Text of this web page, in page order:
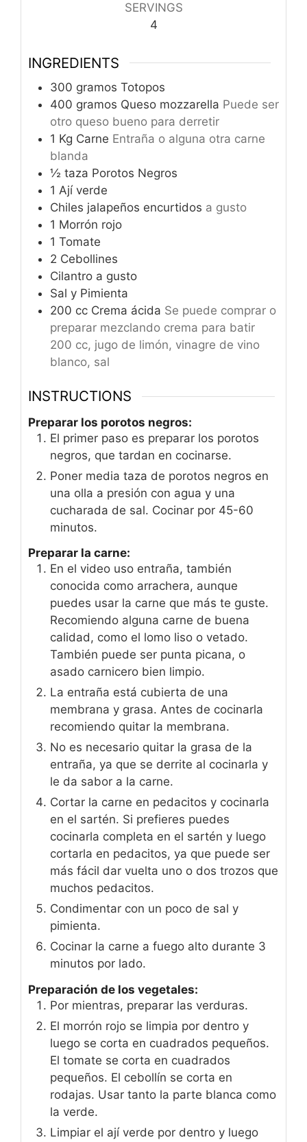
SERVINGS
4
INGREDIENTS
300 gramos Totopos
400 gramos Queso mozzarella Puede ser
otro queso bueno para derretir
1 Kg Carne Entraña o alguna otra carne
blanda
½ taza Porotos Negros
1 Ají verde
Chiles jalapeños encurtidos a gusto
1 Morrón rojo
1 Tomate
2 Cebollines
Cilantro a gusto
Sal y Pimienta
200 cc Crema ácida Se puede comprar o
preparar mezclando crema para batir
200 cc, jugo de limón, vinagre de vino
blanco, sal
INSTRUCTIONS
Preparar los porotos negros:
El primer paso es preparar los porotos
negros, que tardan en cocinarse.
Poner media taza de porotos negros en
una olla a presión con agua y una
cucharada de sal. Cocinar por 45-60
minutos.
Preparar la carne:
En el video uso entraña, también
conocida como arrachera, aunque
puedes usar la carne que más te guste.
Recomiendo alguna carne de buena
calidad, como el lomo liso o vetado.
También puede ser punta picana, o
asado carnicero bien limpio.
La entraña está cubierta de una
membrana y grasa. Antes de cocinarla
recomiendo quitar la membrana.
No es necesario quitar la grasa de la
entraña, ya que se derrite al cocinarla y
le da sabor a la carne.
Cortar la carne en pedacitos y cocinarla
en el sartén. Si prefieres puedes
cocinarla completa en el sartén y luego
cortarla en pedacitos, ya que puede ser
más fácil dar vuelta uno o dos trozos que
muchos pedacitos.
Condimentar con un poco de sal y
pimienta.
Cocinar la carne a fuego alto durante 3
minutos por lado.
Preparación de los vegetales:
Por mientras, preparar las verduras.
El morrón rojo se limpia por dentro y
luego se corta en cuadrados pequeños.
El tomate se corta en cuadrados
pequeños. El cebollín se corta en
rodajas. Usar tanto la parte blanca como
la verde.
Limpiar el ají verde por dentro y luego